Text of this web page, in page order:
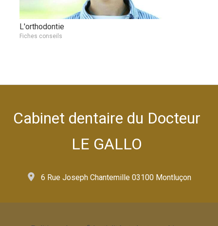
L'orthodontie
Fiches conseils
Cabinet dentaire du Docteur
LE GALLO
6 Rue Joseph Chantemille 03100 Montluçon